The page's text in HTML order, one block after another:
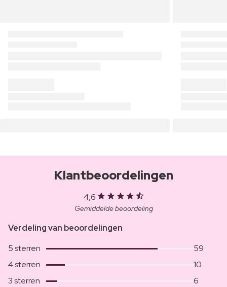
Klantbeoordelingen
4,6
Gemiddelde beoordeling
Verdeling van beoordelingen
5 sterren
59
4 sterren
10
3 sterren
6